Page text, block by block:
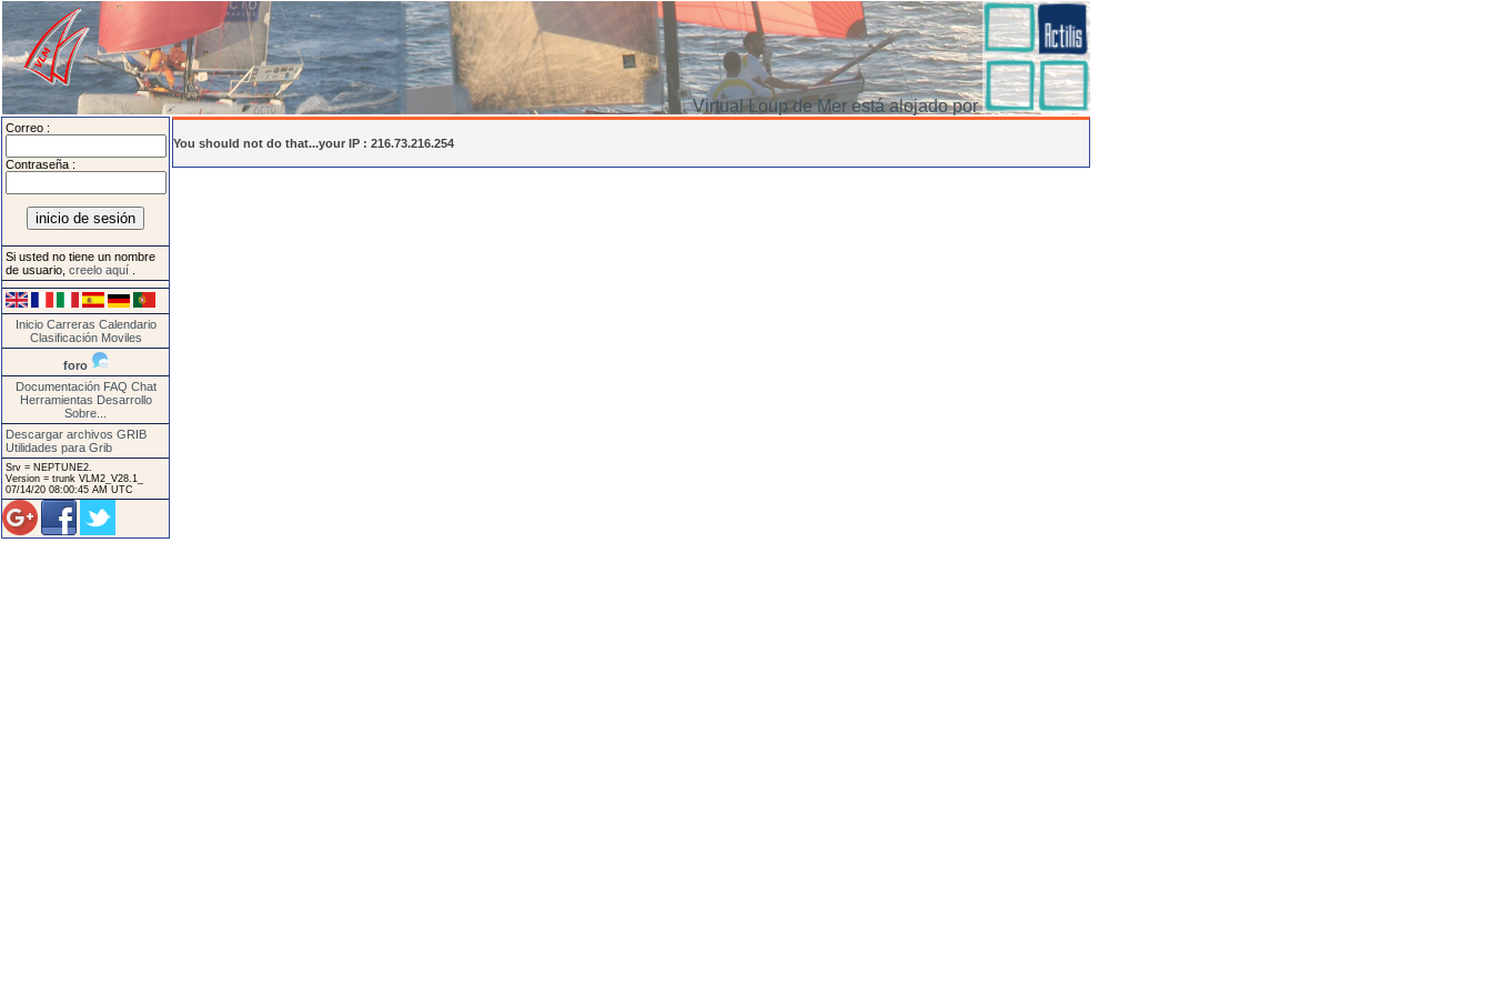
Virtual Loup de Mer está alojado por
Correo :
Contraseña :
Si usted no tiene un nombre
de usuario, creelo aquí
Inicio Carreras Calendario
Clasificación Moviles
foro
Documentación FAQ Chat
Herramientas Desarrollo
Sobre...
Descargar archivos GRIB
Utilidades para Grib
Srv = NEPTUNE2.
Version = trunk VLM2_V28.1_
07/14/20 08:00:45 AM UTC
You should not do that...your IP : 216.73.216.254